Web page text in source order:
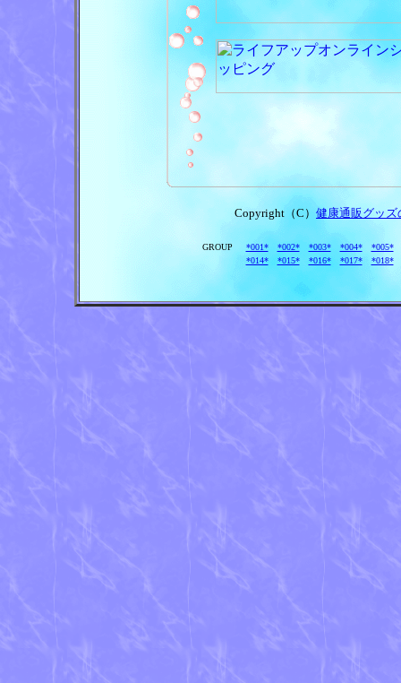
Copyright（C） 健康通販グッズ
GROUP *001* *002* *003* *004*
*005*
*014*
*015* *016* *017* *018*